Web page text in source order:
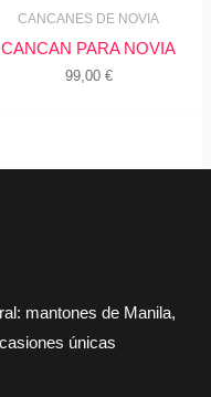
CANCANES DE NOVIA
CANCAN PARA NOVIA
99,00 €
mantones de Manila,
únicas